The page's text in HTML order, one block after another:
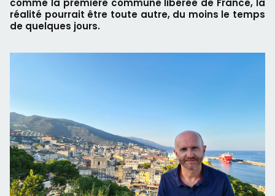
comme la première commune libérée de France, la
réalité pourrait être toute autre, du moins le temps
de quelques jours.